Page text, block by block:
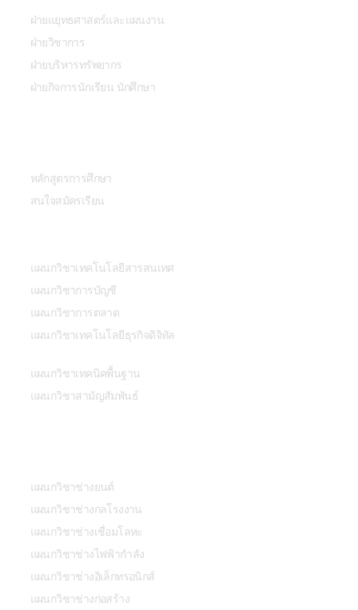
ฝ่ายแยุทธศาสตร์และแผนงาน
ฝ่ายวิชาการ
ฝ่ายบริหารทรัพยากร
ฝ่ายกิจการนักเรียน นักศึกษา
หลักสูตรการศึกษา
สนใจสมัครเรียน
แผนกวิชาเทคโนโลยีสารสนเทศ
แผนกวิชาการบัญชี
แผนกวิชาการตลาด
แผนกวิชาเทคโนโลยีธุรกิจดิจิทัล
แผนกวิชาเทคนิคพื้นฐาน
แผนกวิชาสามัญสัมพันธ์
แผนกวิชาช่างยนต์
แผนกวิชาช่างกลโรงงาน
แผนกวิชาช่างเชื่อมโลหะ
แผนกวิชาช่างไฟฟ้ากำลัง
แผนกวิชาช่างอิเล็กทรอนิกส์
แผนกวิชาช่างก่อสร้าง